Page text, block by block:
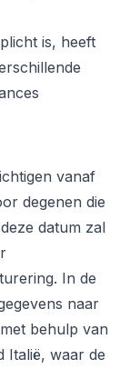
is, heeft
vanaf
degenen die
datum zal
In de
naar
behulp van
Italië, waar de